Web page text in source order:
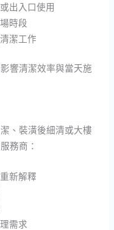
出入口使用
時段
潔工作
響清潔效率與當天施
、裝潢後細清或大樓
務商：
新解釋
需求